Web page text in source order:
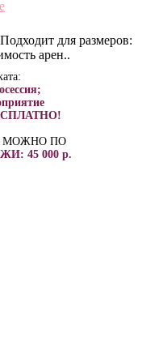
для размеров:
арен..
МОЖНО ПО
45 000 р.